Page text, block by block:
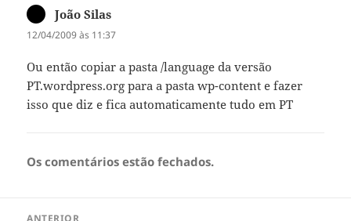
João Silas
12/04/2009 às 11:37
Ou então copiar a pasta /language da versão
PT.wordpress.org para a pasta wp-content e fazer
isso que diz e fica automaticamente tudo em PT
Os comentários estão fechados.